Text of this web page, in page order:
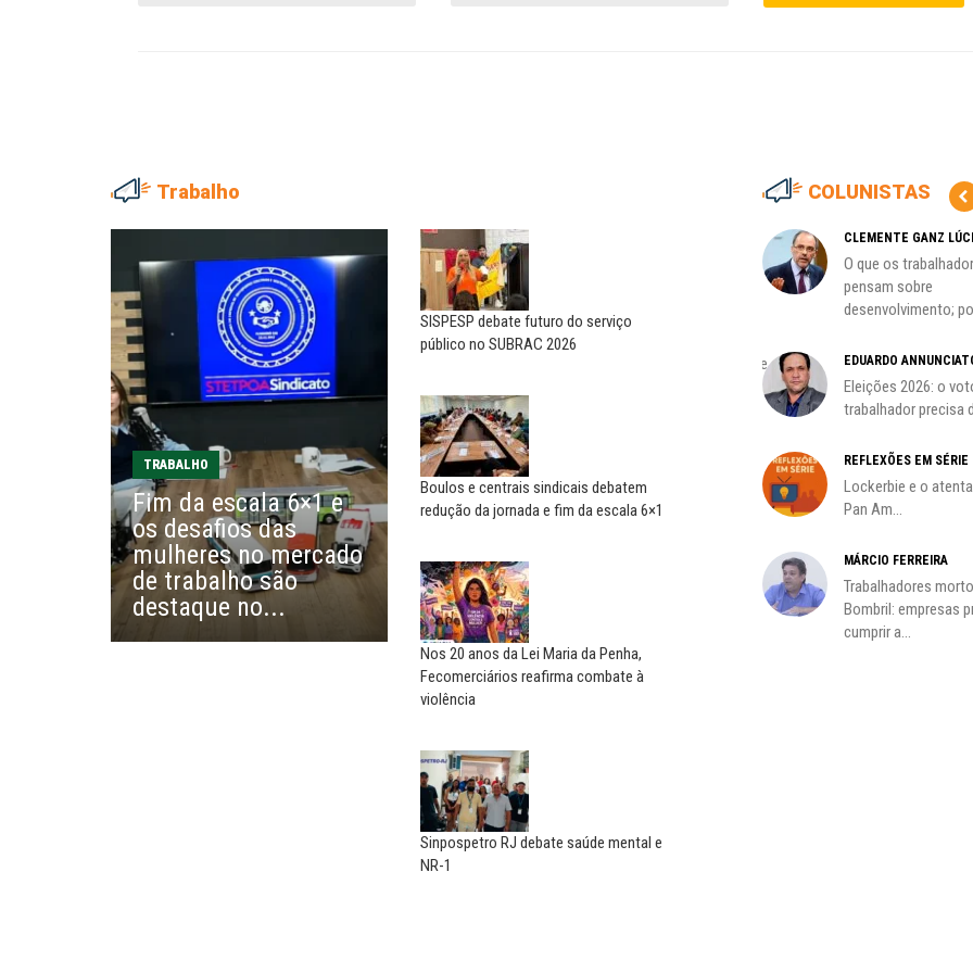
Trabalho
TRABALHO
Fim da escala 6×1 e
os desafios das
mulheres no mercado
de trabalho são
destaque no...
SISPESP debate futuro do serviço
público no SUBRAC 2026
Boulos e centrais sindicais debatem
redução da jornada e fim da escala 6×1
Nos 20 anos da Lei Maria da Penha,
Fecomerciários reafirma combate à
violência
Sinpospetro RJ debate saúde mental e
NR-1
COLUNISTAS
Adriana Marcolino destaca
impacto do salário mínimo na...
NILTON NECO
Sindec: 94 anos de união e
MARIA AUXILIADORA
Agosto Lilás: todos e todas no
combate à...
EDUARDO ANNUNCIATO CHICÃO
Sem salário digno e proteção
social, não existe...
EUSÉBIO PINTO NETO
A fortaleza do sindicato
SERGIO LUIZ LEITE (SERGINHO)
responsabilidade de todos
MARCOS VERLAINE
Nem reconstruir, nem
reinventar, o sindicalismo
precisa voltar...
MIGUEL TORRES
A luta continua: agora o foco é
A geopolítica nas eleições de
CLEMENTE GANZ
O que os
pensam sobre
desenvolvimento;
EDUARDO
Eleições 2026: o
trabalhador precisa
REFLEXÕES EM SÉRIE
Lockerbie e o
Pan Am...
MÁRCIO FERREIRA
Trabalhadores
Bombril: empresas
cumprir a...